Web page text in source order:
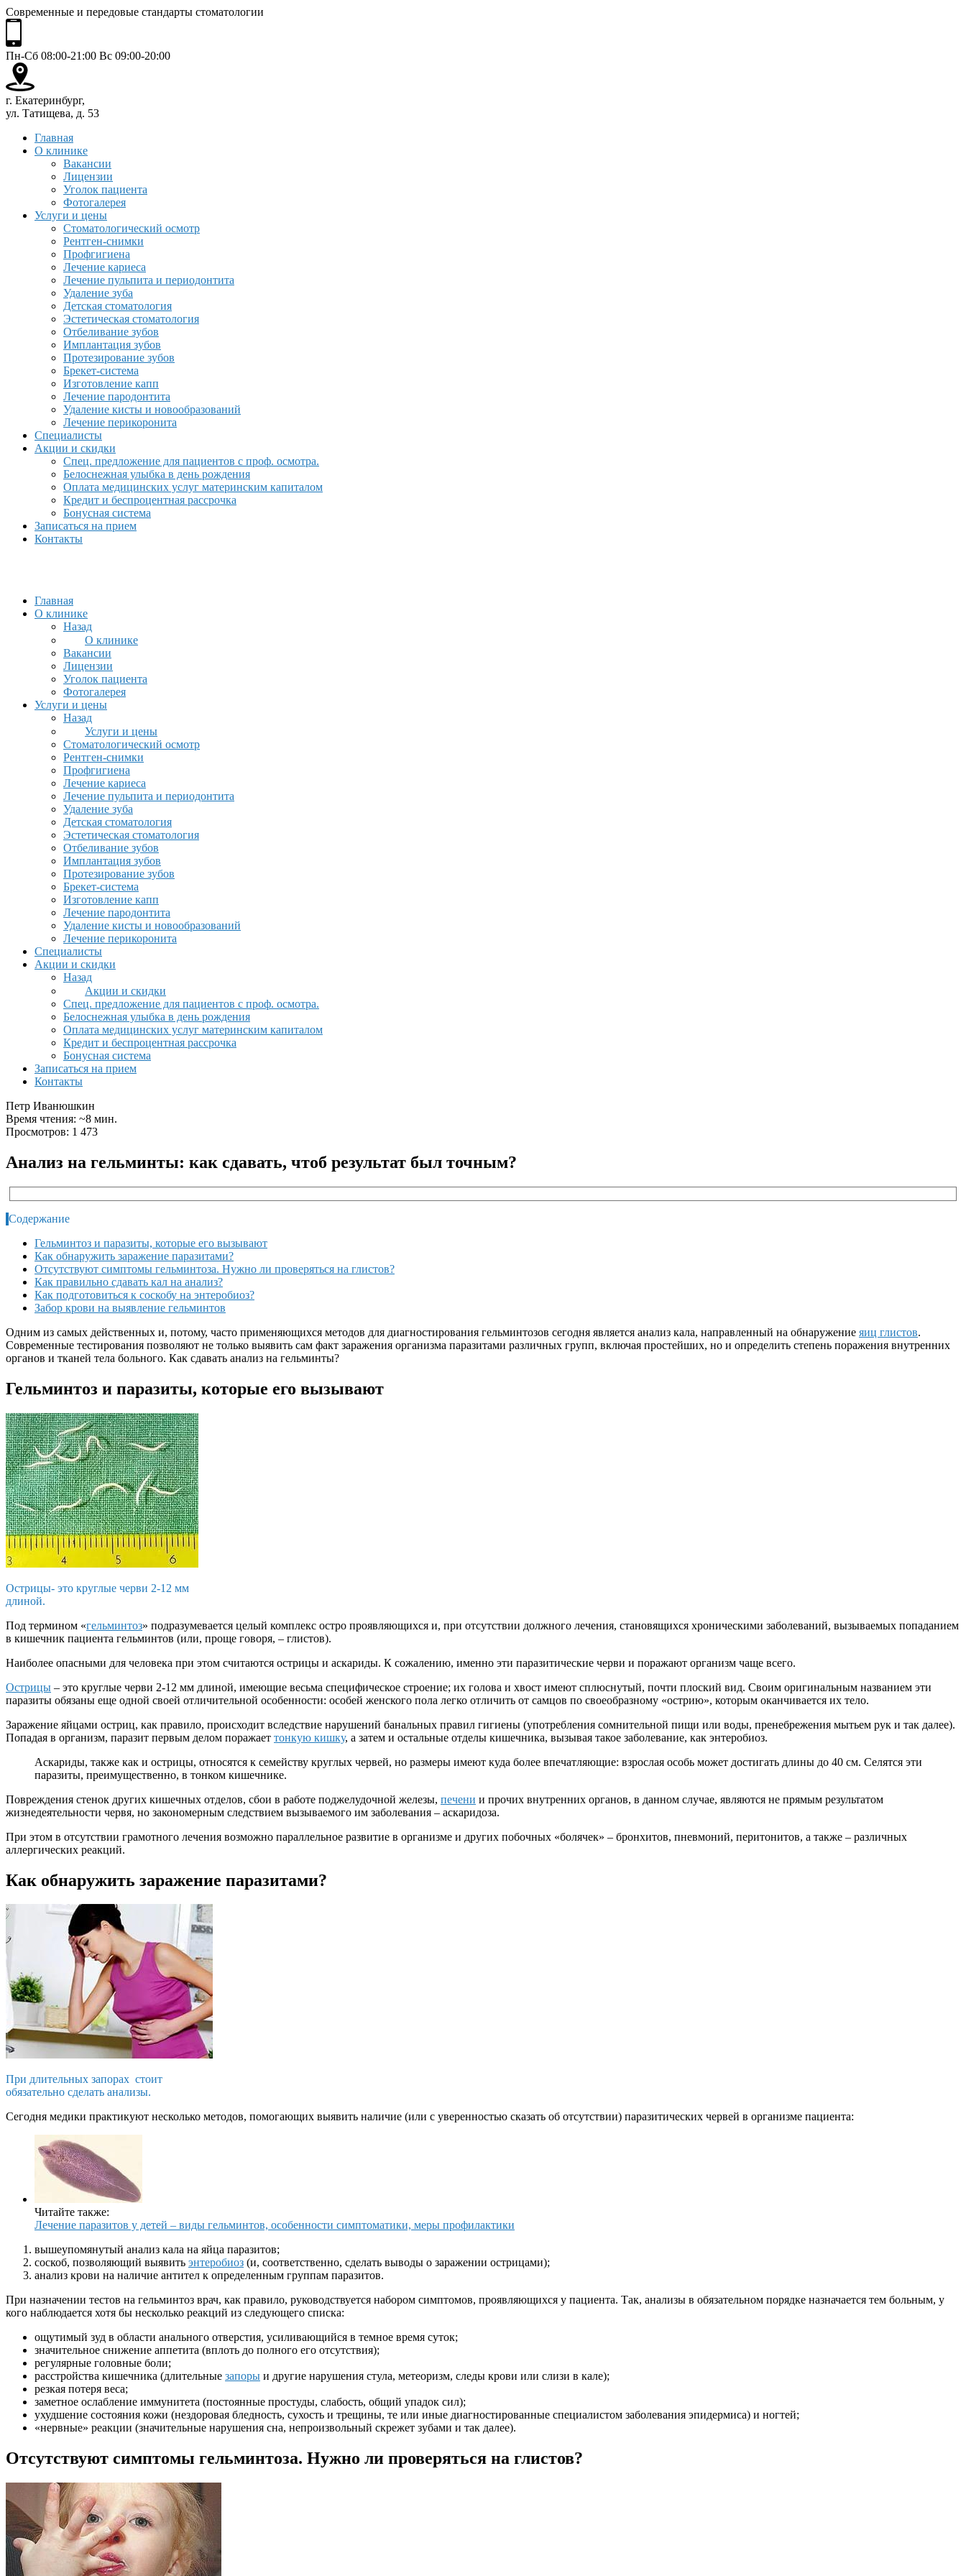
Современные и передовые стандарты стоматологии
Пн-Сб 08:00-21:00 Вс 09:00-20:00
г. Екатеринбург,
ул. Татищева, д. 53
Главная
О клинике
Вакансии
Лицензии
Уголок пациента
Фотогалерея
Услуги и цены
Стоматологический осмотр
Рентген-снимки
Профгигиена
Лечение кариеса
Лечение пульпита и периодонтита
Удаление зуба
Детская стоматология
Эстетическая стоматология
Отбеливание зубов
Имплантация зубов
Протезирование зубов
Брекет-система
Изготовление капп
Лечение пародонтита
Удаление кисты и новообразований
Лечение перикоронита
Специалисты
Акции и скидки
Спец. предложение для пациентов с проф. осмотра.
Белоснежная улыбка в день рождения
Оплата медицинских услуг материнским капиталом
Кредит и беспроцентная рассрочка
Бонусная система
Записаться на прием
Контакты
Главная
О клинике
Назад
О клинике
Вакансии
Лицензии
Уголок пациента
Фотогалерея
Услуги и цены
Назад
Услуги и цены
Стоматологический осмотр
Рентген-снимки
Профгигиена
Лечение кариеса
Лечение пульпита и периодонтита
Удаление зуба
Детская стоматология
Эстетическая стоматология
Отбеливание зубов
Имплантация зубов
Протезирование зубов
Брекет-система
Изготовление капп
Лечение пародонтита
Удаление кисты и новообразований
Лечение перикоронита
Специалисты
Акции и скидки
Назад
Акции и скидки
Спец. предложение для пациентов с проф. осмотра.
Белоснежная улыбка в день рождения
Оплата медицинских услуг материнским капиталом
Кредит и беспроцентная рассрочка
Бонусная система
Записаться на прием
Контакты
Петр Иванюшкин
Время чтения: ~8 мин.
Просмотров: 1 473
Анализ на гельминты: как сдавать, чтоб результат был точным?
Содержание
Гельминтоз и паразиты, которые его вызывают
Как обнаружить заражение паразитами?
Отсутствуют симптомы гельминтоза. Нужно ли проверяться на глистов?
Как правильно сдавать кал на анализ?
Как подготовиться к соскобу на энтеробиоз?
Забор крови на выявление гельминтов
Одним из самых действенных и, потому, часто применяющихся методов для диагностирования гельминтозов сегодня является анализ кала, направленный на обнаружение яиц глистов.
Современные тестирования позволяют не только выявить сам факт заражения организма паразитами различных групп, включая простейших, но и определить степень поражения внутренних
органов и тканей тела больного. Как сдавать анализ на гельминты?
Гельминтоз и паразиты, которые его вызывают
Острицы- это круглые черви 2-12 мм
длиной.
Под термином «гельминтоз» подразумевается целый комплекс остро проявляющихся и, при отсутствии должного лечения, становящихся хроническими заболеваний, вызываемых попаданием
в кишечник пациента гельминтов (или, проще говоря, – глистов).
Наиболее опасными для человека при этом считаются острицы и аскариды. К сожалению, именно эти паразитические черви и поражают организм чаще всего.
Острицы – это круглые черви 2-12 мм длиной, имеющие весьма специфическое строение; их голова и хвост имеют сплюснутый, почти плоский вид. Своим оригинальным названием эти
паразиты обязаны еще одной своей отличительной особенности: особей женского пола легко отличить от самцов по своеобразному «острию», которым оканчивается их тело.
Заражение яйцами остриц, как правило, происходит вследствие нарушений банальных правил гигиены (употребления сомнительной пищи или воды, пренебрежения мытьем рук и так далее).
Попадая в организм, паразит первым делом поражает тонкую кишку, а затем и остальные отделы кишечника, вызывая такое заболевание, как энтеробиоз.
Аскариды, также как и острицы, относятся к семейству круглых червей, но размеры имеют куда более впечатляющие: взрослая особь может достигать длины до 40 см. Селятся эти
паразиты, преимущественно, в тонком кишечнике.
Повреждения стенок других кишечных отделов, сбои в работе поджелудочной железы, печени и прочих внутренних органов, в данном случае, являются не прямым результатом
жизнедеятельности червя, но закономерным следствием вызываемого им заболевания – аскаридоза.
При этом в отсутствии грамотного лечения возможно параллельное развитие в организме и других побочных «болячек» – бронхитов, пневмоний, перитонитов, а также – различных
аллергических реакций.
Как обнаружить заражение паразитами?
При длительных запорах стоит
обязательно сделать анализы.
Сегодня медики практикуют несколько методов, помогающих выявить наличие (или с уверенностью сказать об отсутствии) паразитических червей в организме пациента:
Читайте также:
Лечение паразитов у детей – виды гельминтов, особенности симптоматики, меры профилактики
вышеупомянутый анализ кала на яйца паразитов;
соскоб, позволяющий выявить энтеробиоз (и, соответственно, сделать выводы о заражении острицами);
анализ крови на наличие антител к определенным группам паразитов.
При назначении тестов на гельминтоз врач, как правило, руководствуется набором симптомов, проявляющихся у пациента. Так, анализы в обязательном порядке назначается тем больным, у
кого наблюдается хотя бы несколько реакций из следующего списка:
ощутимый зуд в области анального отверстия, усиливающийся в темное время суток;
значительное снижение аппетита (вплоть до полного его отсутствия);
регулярные головные боли;
расстройства кишечника (длительные запоры и другие нарушения стула, метеоризм, следы крови или слизи в кале);
резкая потеря веса;
заметное ослабление иммунитета (постоянные простуды, слабость, общий упадок сил);
ухудшение состояния кожи (нездоровая бледность, сухость и трещины, те или иные диагностированные специалистом заболевания эпидермиса) и ногтей;
«нервные» реакции (значительные нарушения сна, непроизвольный скрежет зубами и так далее).
Отсутствуют симптомы гельминтоза. Нужно ли проверяться на глистов?